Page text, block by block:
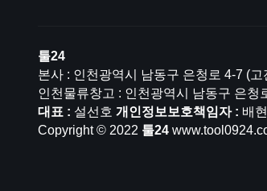
툴24
본사 : 인천광역시 남동구 은청로 4-7 (
인천물류창고 : 인천광역시 남동구 은청
대표 : 설선호 개인정보보호책임자 : 배
Copyright © 2022 툴24